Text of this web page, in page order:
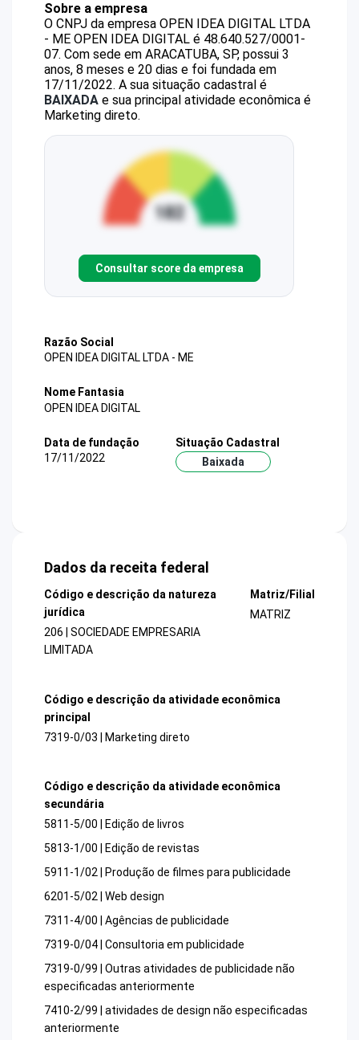
Sobre a empresa
O CNPJ da empresa OPEN IDEA DIGITAL LTDA
- ME OPEN IDEA DIGITAL é 48.640.527/0001-
07. Com sede em ARACATUBA, SP, possui 3
anos, 8 meses e 20 dias e foi fundada em
17/11/2022. A sua situação cadastral é
BAIXADA e sua principal atividade econômica é
Marketing direto.
Consultar score da empresa
Razão Social
OPEN IDEA DIGITAL LTDA - ME
Nome Fantasia
OPEN IDEA DIGITAL
Data de fundação
17/11/2022
Situação Cadastral
Baixada
Dados da receita federal
Código e descrição da natureza
jurídica
206 | SOCIEDADE EMPRESARIA
LIMITADA
Matriz/Filial
MATRIZ
Código e descrição da atividade econômica
principal
7319-0/03 | Marketing direto
Código e descrição da atividade econômica
secundária
5811-5/00 | Edição de livros
5813-1/00 | Edição de revistas
5911-1/02 | Produção de filmes para publicidade
6201-5/02 | Web design
7311-4/00 | Agências de publicidade
7319-0/04 | Consultoria em publicidade
7319-0/99 | Outras atividades de publicidade não
especificadas anteriormente
7410-2/99 | atividades de design não especificadas
anteriormente